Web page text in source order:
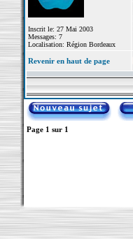
Inscrit le: 27 Mai 2003
Messages: 7
Localisation: Région Bordeaux
Revenir en haut de page
Page 1 sur 1